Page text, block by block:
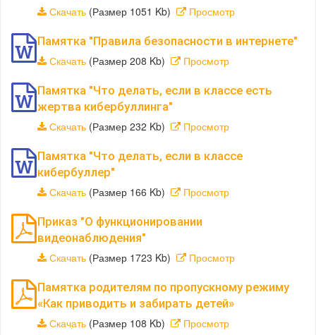
Скачать (Размер 1051 Kb) Просмотр
Памятка "Правила безопасности в интернете"
Скачать (Размер 208 Kb) Просмотр
Памятка "Что делать, если в классе есть
жертва кибербуллинга"
Скачать (Размер 232 Kb) Просмотр
Памятка "Что делать, если в классе
кибербуллер"
Скачать (Размер 166 Kb) Просмотр
Приказ "О функционировании
видеонаблюдения"
Скачать (Размер 1723 Kb) Просмотр
Памятка родителям по пропускному режиму
«Как приводить и забирать детей»
Скачать (Размер 108 Kb) Просмотр